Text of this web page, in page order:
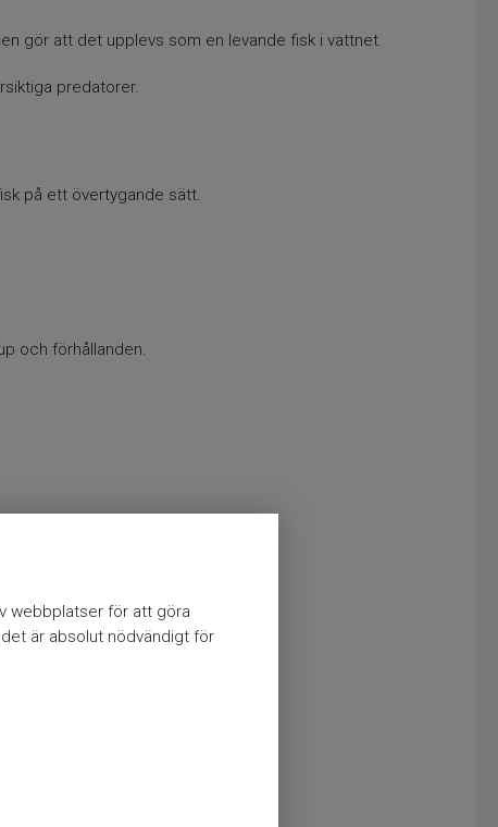
webbplatser för att göra
är absolut nödvändigt för
gör att det upplevs som en levande fisk i vattnet.
predatorer.
på ett övertygande sätt.
och förhållanden.